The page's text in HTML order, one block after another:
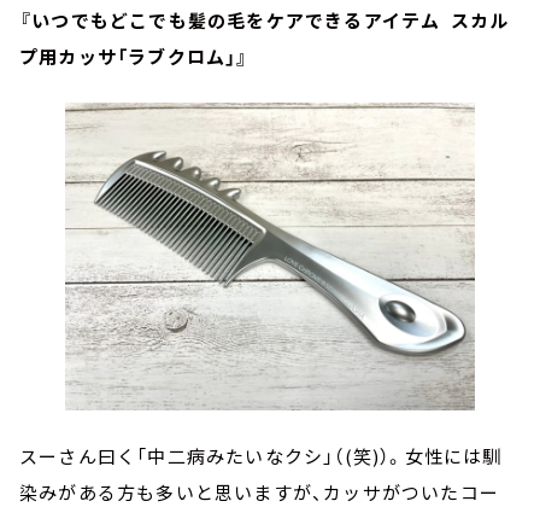
『いつでもどこでも髪の毛をケアできるアイテム スカル
プ用カッサ「ラブクロム」』
スーさん曰く「中二病みたいなクシ」（(笑)）。女性には馴
染みがある方も多いと思いますが、カッサがついたコー